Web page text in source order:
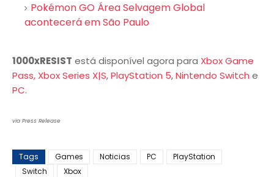
Pokémon GO Área Selvagem Global
acontecerá em São Paulo
1000xRESIST está disponível agora para Xbox Game
Pass, Xbox Series X|S,PlayStation 5,Nintendo Switch e
PC.
via Press Release
Tags Games Noticias PC
PlayStation
Switch
Xbox